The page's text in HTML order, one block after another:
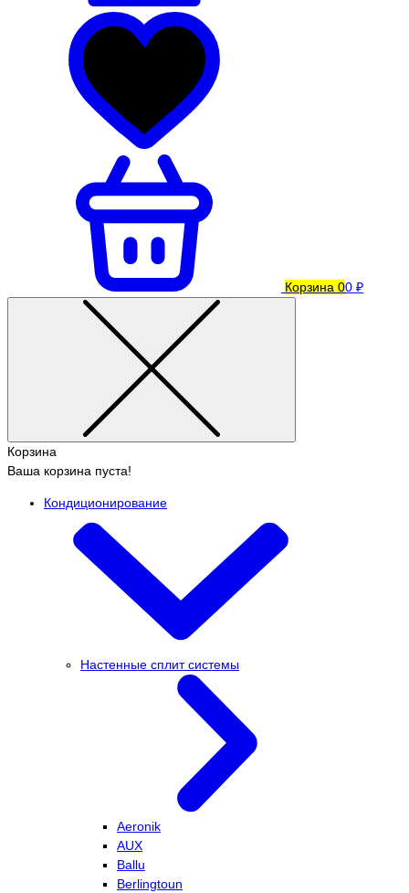
Корзина 00 ₽
Корзина
Ваша корзина пуста!
Кондиционирование
Настенные сплит системы
Aeronik
AUX
Ballu
Berlingtoun